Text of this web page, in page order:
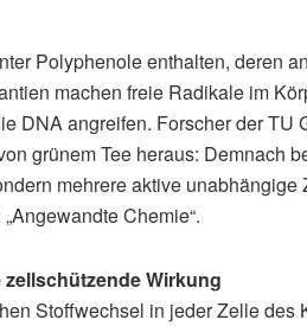
Polyphenole enthalten, deren
machen freie Radikale im
DNA angreifen. Forscher der TU
grünem Tee heraus: Demnach
mehrere aktive unabhängige
Chemie“.
Wirkung
Stoffwechsel in jeder Zelle des